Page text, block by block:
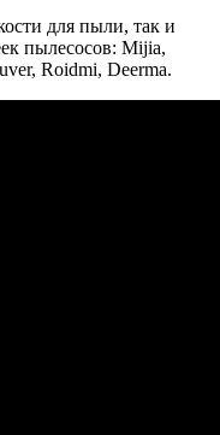
для пыли, так и
пылесосов: Mijia,
Roidmi, Deerma.